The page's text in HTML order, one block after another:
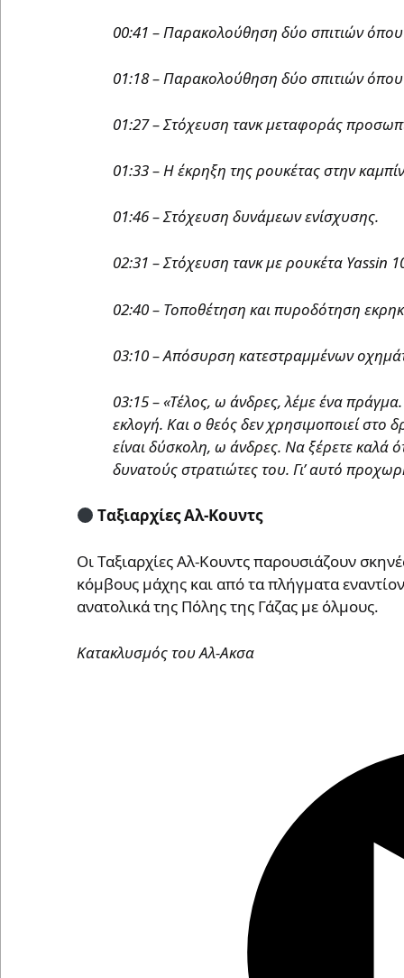
00:41 – Παρακολούθηση δύο σπιτιών όπου
01:18 – Παρακολούθηση δύο σπιτιών όπου
01:27 – Στόχευση τανκ μεταφοράς
01:33 – Η έκρηξη της ρουκέτας στην
01:46 – Στόχευση δυνάμεων ενίσχυσης.
02:31 – Στόχευση τανκ με ρουκέτα Yassin
02:40 – Τοποθέτηση και πυροδότηση
03:10 – Απόσυρση κατεστραμμένων
03:15 – «Τέλος, ω άνδρες, λέμε ένα
εκλογή. Και ο θεός δεν χρησιμοποιεί
είναι δύσκολη, ω άνδρες. Να ξέρετε καλά
δυνατούς στρατιώτες του. Γι’ αυτό
Tαξιαρχίες Αλ-Κουντς
Οι Tαξιαρχίες Αλ-Κουντς παρουσιάζουν
κόμβους μάχης και από τα πλήγματα
ανατολικά της Πόλης της Γάζας με όλμους.
Κατακλυσμός του Αλ-Ακσα